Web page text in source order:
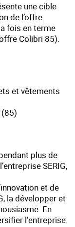
une cible
de l’offre
fois en terme
Colibri 85).
et vêtements
plus de
SERIG,
et de
la développer et
En
l’entreprise.